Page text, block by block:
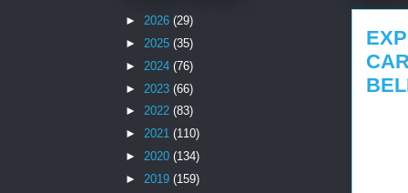
► 2026 (29)
► 2025 (35)
► 2024 (76)
► 2023 (66)
► 2022 (83)
► 2021 (110)
► 2020 (134)
► 2019 (159)